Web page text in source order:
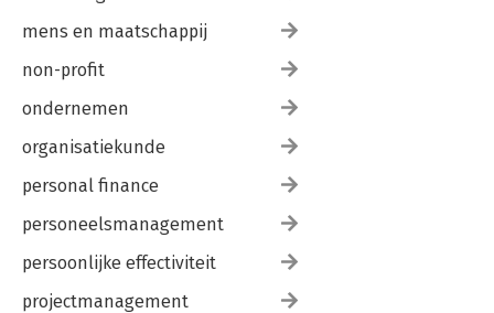
mens en maatschappij
non-profit
ondernemen
organisatiekunde
personal finance
personeelsmanagement
persoonlijke effectiviteit
projectmanagement